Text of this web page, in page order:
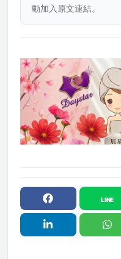
動加入原文連結。